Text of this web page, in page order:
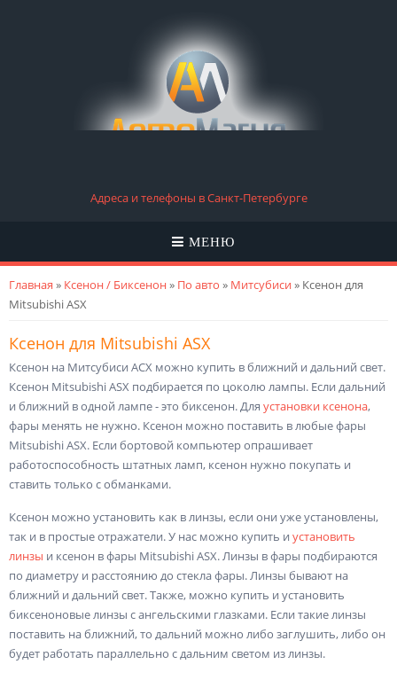
Адреса и телефоны в Санкт-Петербурге
МЕНЮ
Вы здесь
Главная » Ксенон / Биксенон» По авто » Митсубиси» Ксенон для
Mitsubishi ASX
Ксенон для Mitsubishi ASX
Ксенон на Митсубиси АСХ можно купить в ближний и дальний свет.
Ксенон Mitsubishi ASX подбирается по цоколю лампы. Если дальний
и ближний в одной лампе - это биксенон. Для установки ксенона,
фары менять не нужно. Ксенон можно поставить в любые фары
Mitsubishi ASX. Если бортовой компьютер опрашивает
работоспособность штатных ламп, ксенон нужно покупать и
ставить только с обманками.
Ксенон можно установить как в линзы, если они уже установлены,
так и в простые отражатели. У нас можно купить и установить
линзы и ксенон в фары Mitsubishi ASX. Линзы в фары подбираются
по диаметру и расстоянию до стекла фары. Линзы бывают на
ближний и дальний свет. Также, можно купить и установить
биксеноновые линзы с ангельскими глазками. Если такие линзы
поставить на ближний, то дальний можно либо заглушить, либо он
будет работать параллельно с дальним светом из линзы.